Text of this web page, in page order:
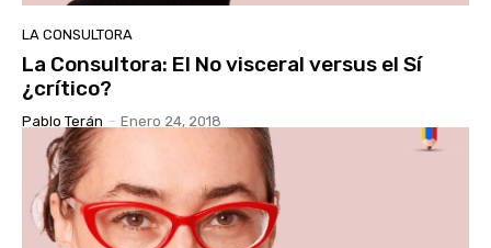
LA CONSULTORA
La Consultora: El No visceral versus el Sí
¿crítico?
Pablo Terán - Enero 24, 2018